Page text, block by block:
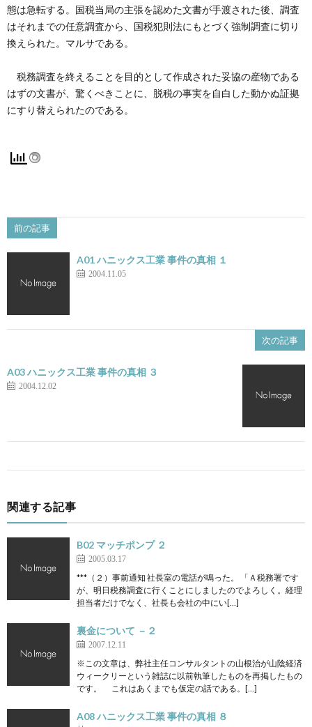
態は急転する。国税当局の主張を認めた文書が手渡された後、調査
はそれまでの任意調査から、国税犯則法にもとづく強制調査に切り
換えられた。マルサである。
税務調査を終えることを目的として作成された妥協の産物である
はずの文書が、驚くべきことに、脱税の事実を自白した動かぬ証拠
にすり替えられたのである。
前の記事
A01 ハニックス工業 事件の真相 １
2004.11.05
次の記事
A03 ハニックス工業 事件の真相 ３
2004.12.02
関連する記事
B02 マッチポンプ ２
2005.03.17
***（２）事前通知 社長室の電話が鳴った。 「Ａ税務署です
が、明日税務調査に行くことにしましたのでよろしく。経理
担当者だけでなく、社長も会社の中にい[…]
裏金について －２
2007.12.11
※この文章は、弊社主任コンサルタントの山根治が山陰経済
ウィークリーという雑誌に以前執筆したものを再掲したもの
です。 これはあくまでも仮定の話である。[…]
A08 ハニックス工業 事件の真相 ８